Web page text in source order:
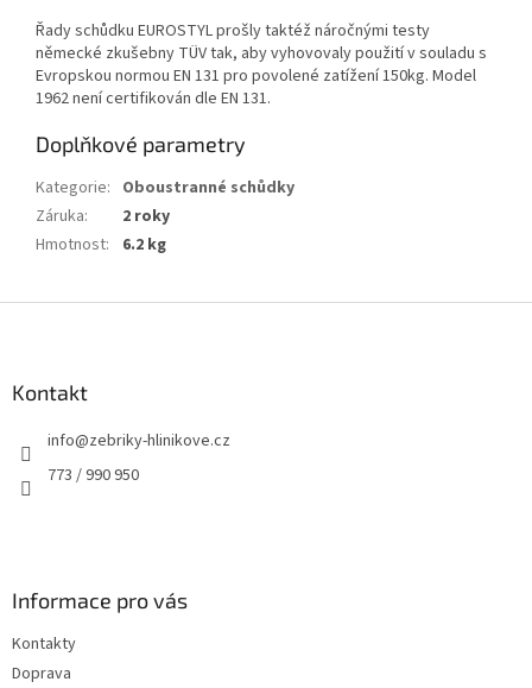
Řady schůdku EUROSTYL prošly taktéž náročnými testy
německé zkušebny TÜV tak, aby vyhovovaly použití v souladu s
Evropskou normou EN 131 pro povolené zatížení 150kg. Model
1962 není certifikován dle EN 131.
Doplňkové parametry
Kategorie: Oboustranné schůdky
Záruka:
2 roky
Hmotnost: 6.2 kg
Kontakt
info@zebriky-hlinikove.cz
773 / 990 950
Informace pro vás
Kontakty
Doprava